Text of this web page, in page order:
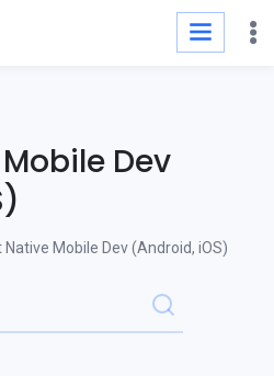
Dev
Native Mobile Dev (Android, iOS)